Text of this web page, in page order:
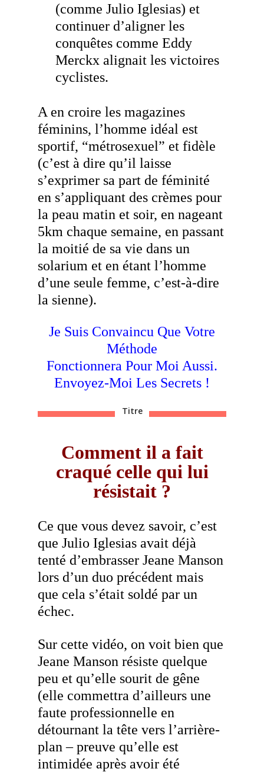
(comme Julio Iglesias) et
continuer d’aligner les
conquêtes comme Eddy
Merckx alignait les victoires
cyclistes.
A en croire les magazines
féminins, l’homme idéal est
sportif, “métrosexuel” et fidèle
(c’est à dire qu’il laisse
s’exprimer sa part de féminité
en s’appliquant des crèmes pour
la peau matin et soir, en nageant
5km chaque semaine, en passant
la moitié de sa vie dans un
solarium et en étant l’homme
d’une seule femme, c’est-à-dire
la sienne).
Je Suis Convaincu Que Votre
Méthode
Fonctionnera Pour Moi Aussi.
Envoyez-Moi Les Secrets !
Titre
Comment il a fait
craqué celle qui lui
résistait ?
Ce que vous devez savoir, c’est
que Julio Iglesias avait déjà
tenté d’embrasser Jeane Manson
lors d’un duo précédent mais
que cela s’était soldé par un
échec.
Sur cette vidéo, on voit bien que
Jeane Manson résiste quelque
peu et qu’elle sourit de gêne
(elle commettra d’ailleurs une
faute professionnelle en
détournant la tête vers l’arrière-
plan – preuve qu’elle est
intimidée après avoir été